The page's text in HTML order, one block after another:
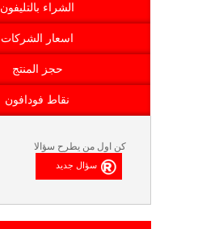
الشراء بالتليفون
اسعار الشركات
حجز المنتج
نقاط فودافون
كن اول من يطرح سؤالا